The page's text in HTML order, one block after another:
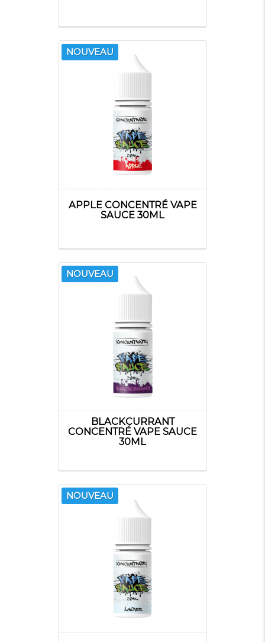
NOUVEAU
APPLE CONCENTRÉ VAPE
SAUCE 30ML
NOUVEAU
BLACKCURRANT
CONCENTRÉ VAPE SAUCE
30ML
NOUVEAU